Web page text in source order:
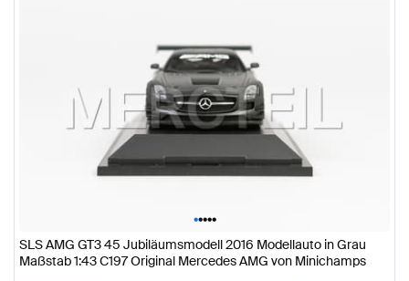
•••••
SLS AMG GT3 45 Jubiläumsmodell 2016 Modellauto in Grau
Maßstab 1:43 C197 Original Mercedes AMG von Minichamps